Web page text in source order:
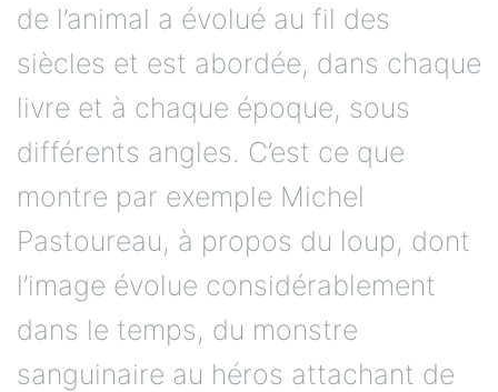
de l’animal a évolué au fil des
siècles et est abordée, dans chaque
livre et à chaque époque, sous
différents angles. C’est ce que
montre par exemple Michel
Pastoureau, à propos du loup, dont
l’image évolue considérablement
dans le temps, du monstre
sanguinaire au héros attachant de